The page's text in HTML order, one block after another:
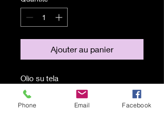
Ajouter au panier
Olio su tela
26x36 cm
Phone Email Facebook